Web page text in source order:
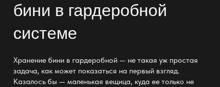
бини в гардеробной
системе
Хранение бини в гардеробной — не такая уж простая
задача, как может показаться на первый взгляд.
Казалось бы — маленькая вещица, куда ее только не